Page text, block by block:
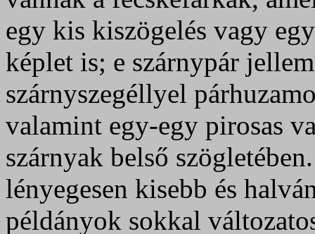
egy kis kiszögelés vagy
képlet is; e szárnypár
szárnyszegéllyel
valamint egy-egy pirosas
szárnyak belső
lényegesen kisebb és
példányok sokkal